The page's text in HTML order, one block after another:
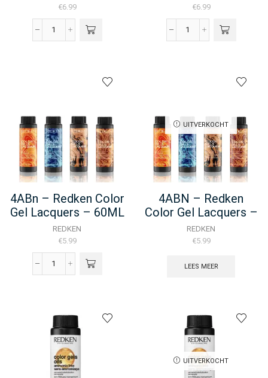
€6.99
4AB
60ML
aantal
€6.99
4AB
aantal
4ABn – Redken Color
Gel Lacquers – 60ML
REDKEN
€5.99
4ABn
Gel
Lacquers
-
60ML
aantal
UITVERKOCHT
4ABN – Redken
Color Gel Lacquers –
60ML
REDKEN
€5.99
LEES MEER
UITVERKOCHT